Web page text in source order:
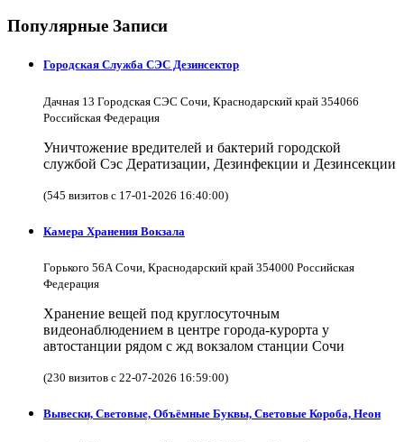
Популярные Записи
Городская Служба СЭС Дезинсектор
Дачная 13 Городская СЭС Сочи, Краснодарский край 354066
Российская Федерация
Уничтожение вредителей и бактерий городской
службой Сэс Дератизации, Дезинфекции и Дезинсекции
(545 визитов с 17-01-2026 16:40:00)
Камера Хранения Вокзала
Горького 56А Сочи, Краснодарский край 354000 Российская
Федерация
Хранение вещей под круглосуточным
видеонаблюдением в центре города-курорта у
автостанции рядом с жд вокзалом станции Сочи
(230 визитов с 22-07-2026 16:59:00)
Вывески, Световые, Объёмные Буквы, Световые Короба, Неон